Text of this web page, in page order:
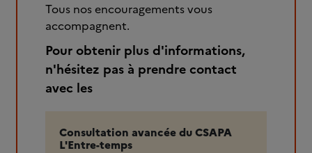
Tous nos encouragements vous
accompagnent.
Pour obtenir plus d'informations,
n'hésitez pas à prendre contact
avec les
Consultation avancée du CSAPA
L'Entre-temps